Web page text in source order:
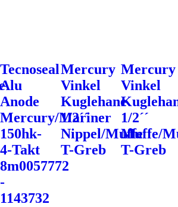
Tecnoseal
Alu
Anode
Mercury/Mariner
150hk-
4-Takt
8m0057772
-
1143732
Mercury
Vinkel
Kuglehane
1/2´´
Nippel/Muffe
T-Greb
Mercury
Vinkel
1/2´´
Muffe/
T-Greb